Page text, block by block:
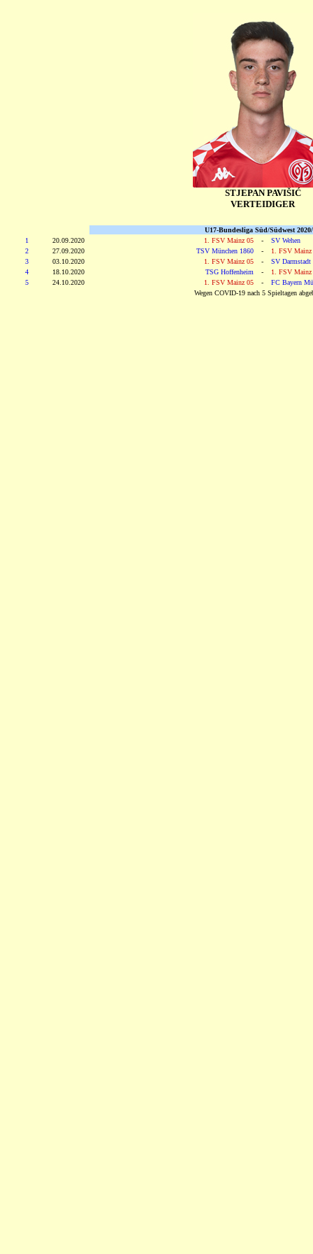
STJEPAN PAVIŠIĆ
VERTEIDIGER
U17-Bundesliga Süd/Südwest
1
20.09.2020 1. FSV Mainz 05 -
SV Wehen
2
27.09.2020 TSV München 1860 -
1. FSV Mainz
3
03.10.2020 1. FSV Mainz 05 -
SV Darmstadt
4
18.10.2020 TSG Hoffenheim -
1. FSV Mainz
5
24.10.2020 1. FSV Mainz 05 -
FC Bayern
Wegen COVID-19 nach 5 Spieltagen